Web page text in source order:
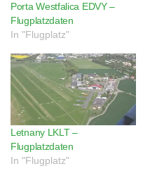
Porta Westfalica EDVY –
Flugplatzdaten
In "Flugplatz"
Letnany LKLT –
Flugplatzdaten
In "Flugplatz"